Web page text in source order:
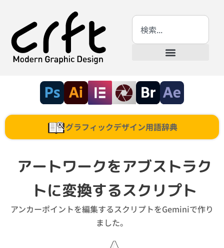
グラフィックデザイン用語辞典
アートワークをアブストラク
トに変換するスクリプト
アンカーポイントを編集するスクリプトをGeminiで作り
ました。